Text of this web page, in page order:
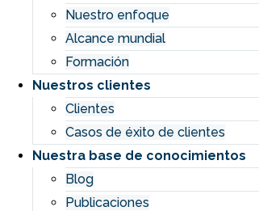
Nuestro enfoque
Alcance mundial
Formación
Nuestros clientes
Clientes
Casos de éxito de clientes
Nuestra base de conocimientos
Blog
Publicaciones